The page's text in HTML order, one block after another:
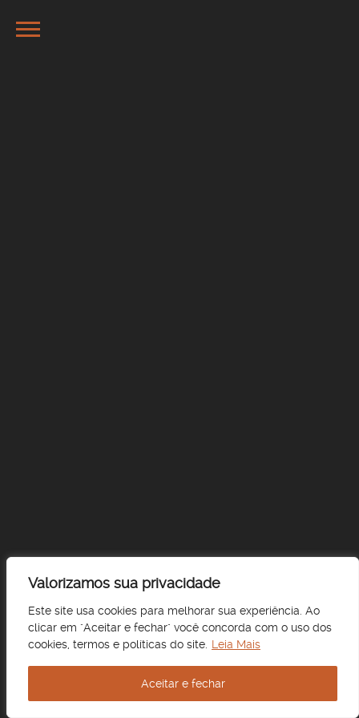
Valorizamos sua privacidade
Este site usa cookies para melhorar sua experiência. Ao
clicar em "Aceitar e fechar" você concorda com o uso dos
cookies, termos e políticas do site. Leia Mais
Aceitar e fechar